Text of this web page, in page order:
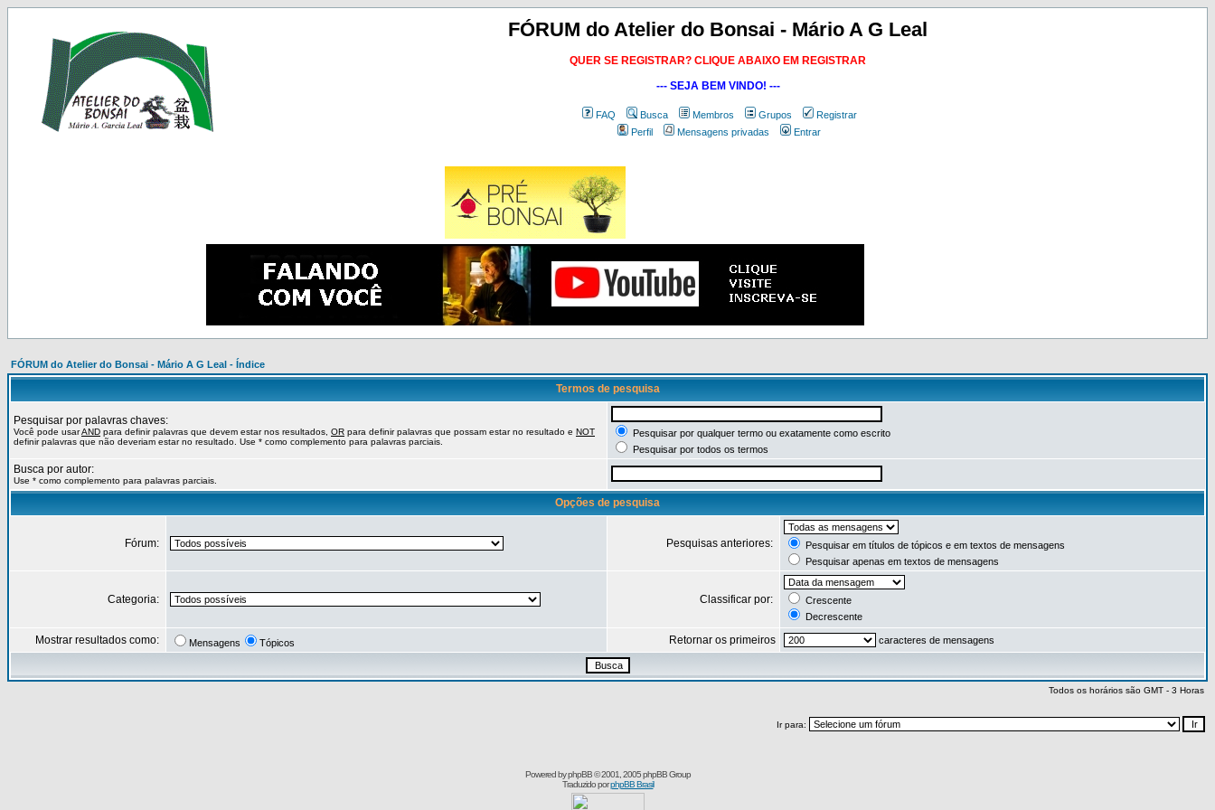
FÓRUM do Atelier do Bonsai - Mário A G Leal
QUER SE REGISTRAR? CLIQUE ABAIXO EM REGISTRAR
--- SEJA BEM VINDO! ---
FAQ Busca Membros Grupos
Registrar
Perfil
Mensagens privadas Entrar
FÓRUM do Atelier do Bonsai - Mário A G Leal - Índice
Termos de pesquisa
Pesquisar por palavras chaves:
Você pode usarAND para definir palavras que devem estar nos resultados, OR para definir palavras que possam estar no resultado e NOT
definir palavras que não deveriam estar no resultado. Use * como complemento para palavras parciais.
Pesquisar por qualquer termo ou exatamente como escrito
Pesquisar por todos os termos
Busca por autor:
Use * como complemento para palavras parciais.
Opções de pesquisa
Fórum: Pesquisas anteriores:
Pesquisar em títulos de tópicos e em textos de mensagens
Pesquisar apenas em textos de mensagens
Categoria: Classificar por:
Crescente
Decrescente
Mostrar resultados como: Mensagens Tópicos Retornar os primeiros caracteres de mensagens
Todos os horários são GMT - 3 Horas
Ir para:
Powered byphpBB© 2001, 2005 phpBB Group
Traduzido porphpBB Brasil